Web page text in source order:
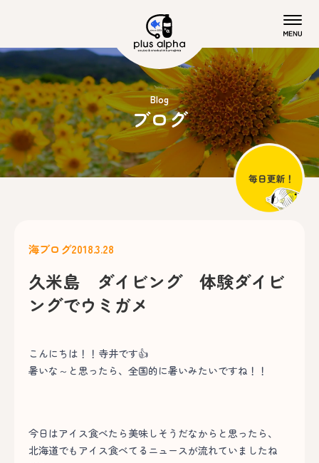
Blog
ブログ
海ブログ2018.3.28
久米島 ダイビング 体験ダイビ
ングでウミガメ
こんにちは！！寺井です👍
暑いな～と思ったら、全国的に暑いみたいですね！！
今日はアイス食べたら美味しそうだなからと思ったら、
北海道でもアイス食べてるニュースが流れていましたね